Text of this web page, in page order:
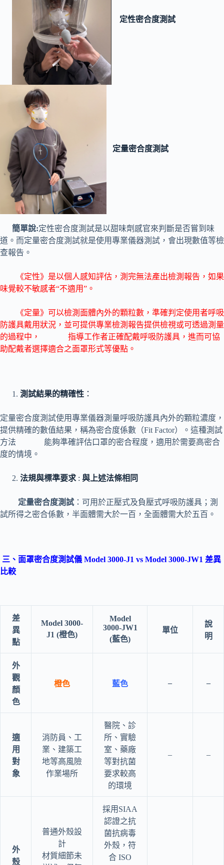
定性密合度測試
定量密合度測試
簡單說:定性密合度測試是以甜味劑感官來判斷是否嘗到味
道。而定量密合度測試就是使用專業儀器測試，會出現數值等檢
查報告。
《定性》是以個人感知評估，測完無法產出檢測報告，如果
味覺較不敏感者“不適用”。
《定量》可以檢測面體內外的顆粒數，準確判定使用者呼吸
防護具戴用狀況，並可提供專業檢測報告提供檢視或可透過測量
的過程中， 指導工作者正確配戴呼吸防護具，進而可協
助配戴者選擇適合之面罩形式等優點。
測試結果的精確性 ：
定量密合度測試使用專業儀器測量呼吸防護具內外的顆粒濃度，
提供精確的數值結果，稱為密合度係數（Fit Factor）。這種測試
方法 能夠準確評估口罩的密合程度，適用於需要高密合
度的情境。
法規與標準要求 : 與上述法條相同
定量密合度測試 ：可用於正壓式及負壓式呼吸防護具；測
試所得之密合係數，半面體需大於一百，全面體需大於五百。
三 、 面罩密合度測試儀 Model 3000-J1 vs Model 3000-JW1 差異
比較
差
異
點
Model 3000-
J1 (橙色)
Model
3000-JW1
(藍色)
單位
說
明
外
觀
顏
色
橙色 藍色 – –
適
用
對
象
消防員、工
業、建築工
地等高風險
作業場所
醫院、診
所、實驗
室、藥廠
等對抗菌
要求較高
的環境
– –
外
殼
普通外殼設
計
材質細節未
採用SIAA
認證之抗
菌抗病毒
外殼，符
合 ISO